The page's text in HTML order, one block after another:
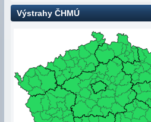
Výstrahy ČHMÚ